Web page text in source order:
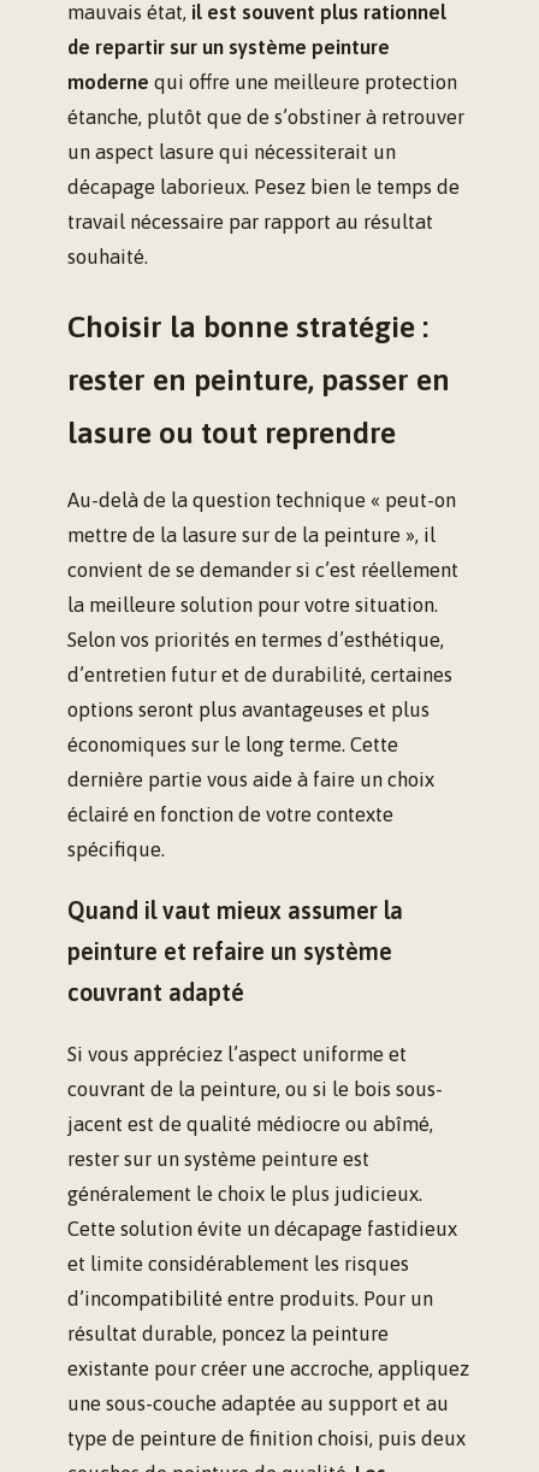
mauvais état, il est souvent plus rationnel
de repartir sur un système peinture
moderne qui offre une meilleure protection
étanche, plutôt que de s’obstiner à retrouver
un aspect lasure qui nécessiterait un
décapage laborieux. Pesez bien le temps de
travail nécessaire par rapport au résultat
souhaité.
Choisir la bonne stratégie :
rester en peinture, passer en
lasure ou tout reprendre
Au-delà de la question technique « peut-on
mettre de la lasure sur de la peinture », il
convient de se demander si c’est réellement
la meilleure solution pour votre situation.
Selon vos priorités en termes d’esthétique,
d’entretien futur et de durabilité, certaines
options seront plus avantageuses et plus
économiques sur le long terme. Cette
dernière partie vous aide à faire un choix
éclairé en fonction de votre contexte
spécifique.
Quand il vaut mieux assumer la
peinture et refaire un système
couvrant adapté
Si vous appréciez l’aspect uniforme et
couvrant de la peinture, ou si le bois sous-
jacent est de qualité médiocre ou abîmé,
rester sur un système peinture est
généralement le choix le plus judicieux.
Cette solution évite un décapage fastidieux
et limite considérablement les risques
d’incompatibilité entre produits. Pour un
résultat durable, poncez la peinture
existante pour créer une accroche, appliquez
une sous-couche adaptée au support et au
type de peinture de finition choisi, puis deux